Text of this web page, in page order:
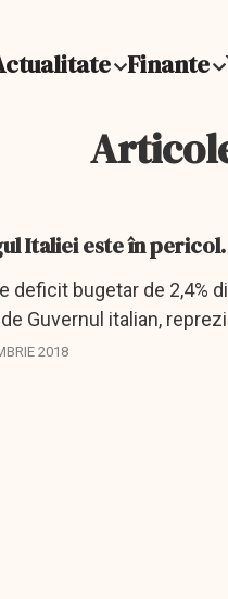
Finante
Italiei este în
deficit bugetar de 2,4%
Guvernul italian,
2018